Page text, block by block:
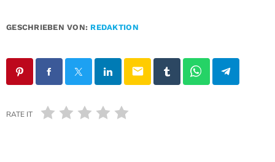
GESCHRIEBEN VON: REDAKTION
email
RATE IT